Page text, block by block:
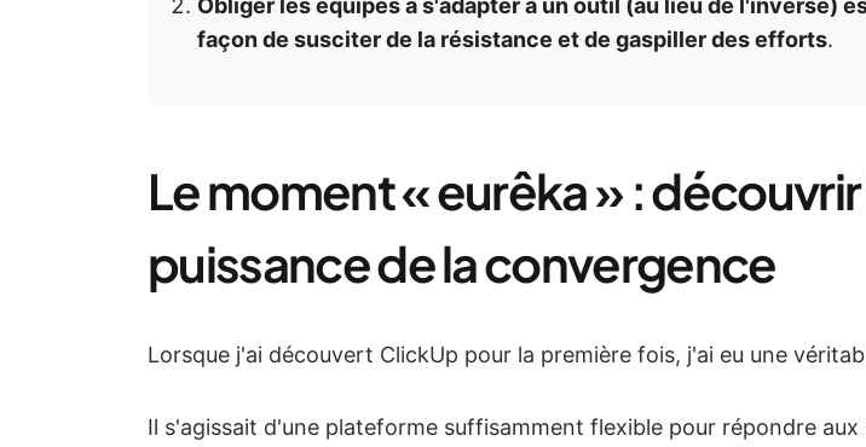
Obliger les équipes à s'adapter à un outil (au lieu de l'inverse)
façon de susciter de la résistance et de gaspiller des efforts.
Le moment « eurêka » : découvrir
puissance de la convergence
Lorsque j'ai découvert ClickUp pour la première fois, j'ai eu une
Il s'agissait d'une plateforme suffisamment flexible pour répondre aux